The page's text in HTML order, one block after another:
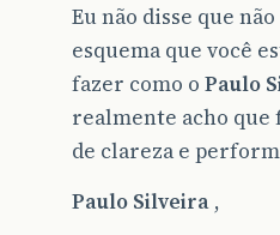
Eu não disse que
esquema que você
fazer como o Paulo
realmente acho que
de clareza e
Paulo Silveira ,